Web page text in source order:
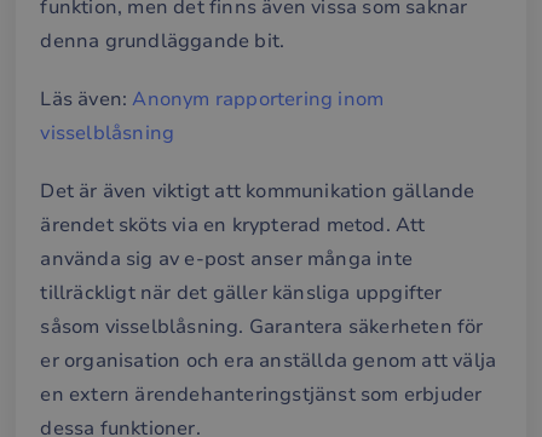
funktion, men det finns även vissa som saknar
denna grundläggande bit.
Läs även:Anonym rapportering inom
visselblåsning
Det är även viktigt att kommunikation gällande
ärendet sköts via en krypterad metod. Att
använda sig av e-post anser många inte
tillräckligt när det gäller känsliga uppgifter
såsom visselblåsning. Garantera säkerheten för
er organisation och era anställda genom att välja
en extern ärendehanteringstjänst som erbjuder
dessa funktioner.